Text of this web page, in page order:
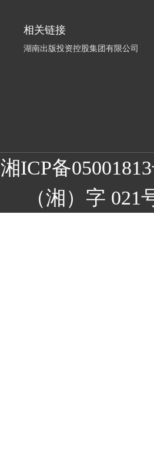
相关链接
湖南出版投资控股集团有限公司
湘ICP备
（湘）字 021